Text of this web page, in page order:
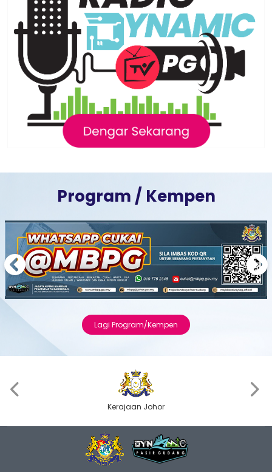
Program / Kempen
Next
Lagi Program/Kempen
Kerajaan Johor